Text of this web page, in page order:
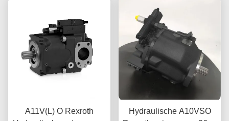
A11V(L) O Rexroth
Hydraulische A10VSO